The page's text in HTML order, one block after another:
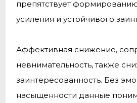
препятствует
усиления и устойчивого
Аффективная снижение,
невнимательность, также
заинтересованность. Без
насыщенности данные